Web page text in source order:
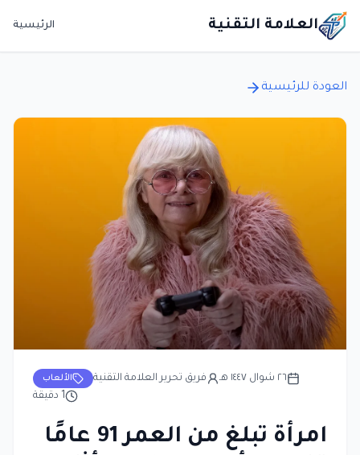
العلامة التقنية الرئيسية
العودة للرئيسية
الألعاب فريق تحرير العلامة التقنية
٢٦ شوال ١٤٤٧ هـ
1 دقيقة
امرأة تبلغ من العمر 91 عامًا